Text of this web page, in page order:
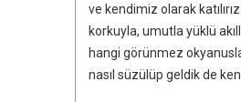
ve kendimiz olarak
korkuyla, umutla yüklü
hangi görünmez
nasıl süzülüp geldik de